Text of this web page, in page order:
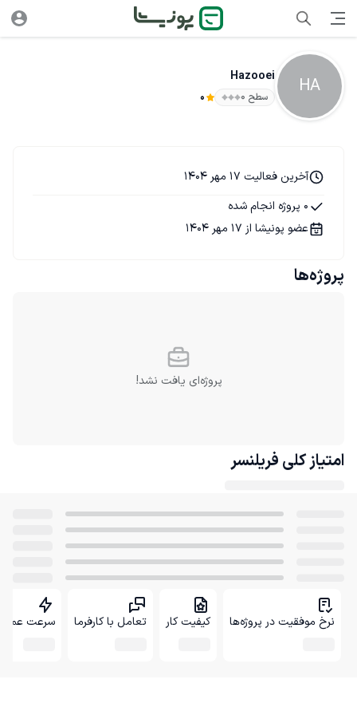
HA
Hazooei
سطح ۰ 0
آخرین فعالیت 17 مهر 1404
0 پروژه انجام شده
عضو پونیشا از 17 مهر 1404
پروژه‌ها
پروژه‌ای یافت نشد!
امتیاز کلی فریلنسر
نرخ موفقیت در پروژه‌ها کیفیت کار تعامل با کارفرما سرعت عمل